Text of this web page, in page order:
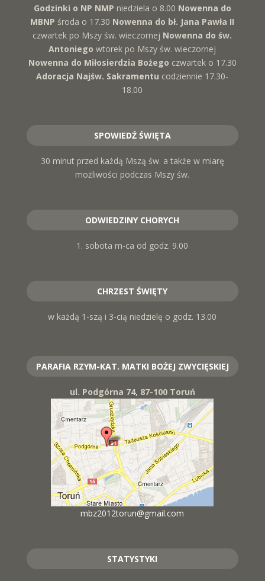
Godzinki o NP NMP niedziela o 8.00 Nowenna do
MBNP środa o 17.30 Nowenna do bł. Jana Pawła II
czwartek po Mszy św. wieczornej Nowenna do św.
Antoniegowtorek po Mszy św. wieczornej
Nowenna do Miłosierdzia Bożego czwartek o 17.30
Adoracja Najśw. Sakramentu codziennie 17.30-
18.00
SPOWIEDŹ ŚWIĘTA
30 minut przed każdą Mszą św. a także w miarę
możliwości podczas Mszy św.
ODWIEDZINY CHORYCH
1. sobota m-ca od godz. 9.00
CHRZEST ŚWIĘTY
w każdą 1-szą i 3-cią niedzielę o godz. 13.00
PARAFIA RZYM-KAT. MATKI BOŻEJ ZWYCIĘSKIEJ
ul. Podgórna 74, 87-100 Toruń
mbz2012torun@gmail.com
STATYSTYKI